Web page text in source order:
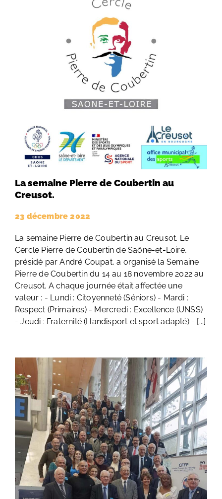
La semaine Pierre de Coubertin au
Creusot.
23 décembre 2022
La semaine Pierre de Coubertin au Creusot. Le
Cercle Pierre de Coubertin de Saône-et-Loire,
présidé par André Coupat, a organisé la Semaine
Pierre de Coubertin du 14 au 18 novembre 2022 au
Creusot. A chaque journée était affectée une
valeur : - Lundi : Citoyenneté (Séniors) - Mardi :
Respect (Primaires) - Mercredi : Excellence (UNSS)
- Jeudi : Fraternité (Handisport et sport adapté) - [...]